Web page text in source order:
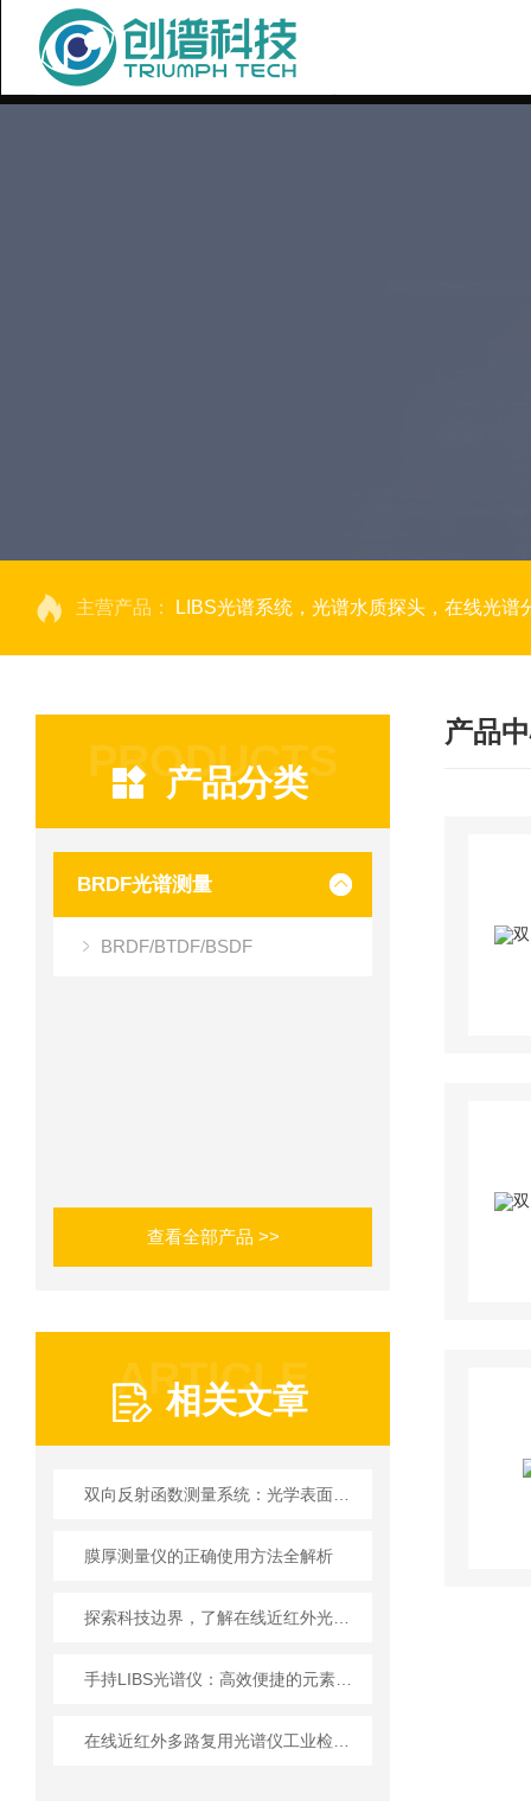
主营产品： LIBS光谱系统，光谱水质探头，在线光谱分析，高光谱相机，量子效
PRODUCTS
产品分类
BRDF光谱测量
BRDF/BTDF/BSDF
查看全部产品 >>
ARTICLE
相关文章
膜厚测量仪的正确使用方法全解析
产品